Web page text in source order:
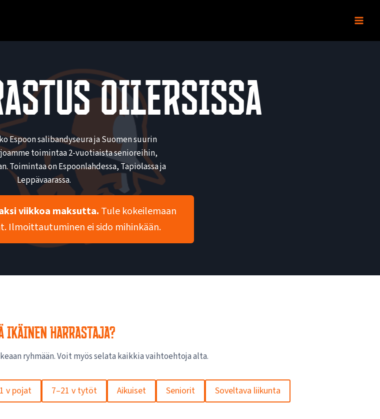
Oilersissa
Espoon salibandyseura ja Suomen suurin
toimintaa 2-vuotiaista senioreihin,
Toimintaa on Espoonlahdessa, Tapiolassa ja
Leppävaarassa.
viikkoa maksutta. Tule kokeilemaan
Ilmoittautuminen ei sido mihinkään.
IKÄINEN HARRASTAJA?
ryhmään. Voit myös selata kaikkia vaihtoehtoja alta.
v pojat 7–21 v tytöt Aikuiset Seniorit Soveltava liikunta